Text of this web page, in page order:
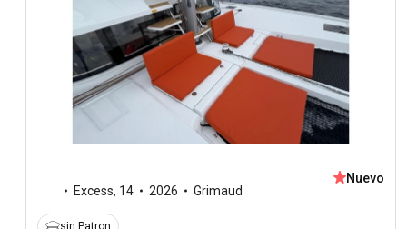
Excess, 14 2026 Grimaud
Nuevo
sin Patron